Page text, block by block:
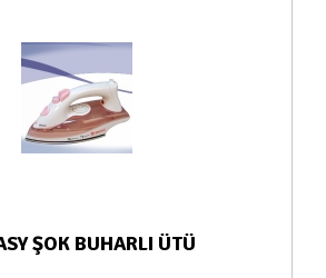
ŞOK BUHARLI ÜTÜ